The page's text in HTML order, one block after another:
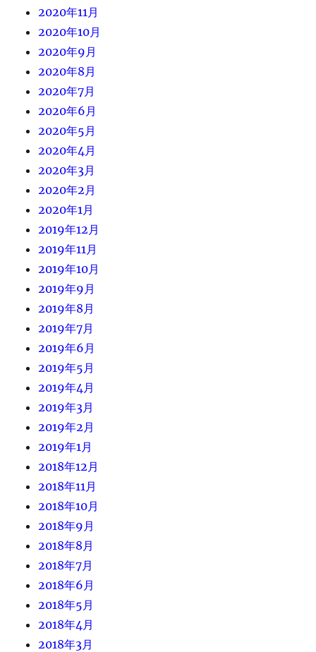
2020年11月
2020年10月
2020年9月
2020年8月
2020年7月
2020年6月
2020年5月
2020年4月
2020年3月
2020年2月
2020年1月
2019年12月
2019年11月
2019年10月
2019年9月
2019年8月
2019年7月
2019年6月
2019年5月
2019年4月
2019年3月
2019年2月
2019年1月
2018年12月
2018年11月
2018年10月
2018年9月
2018年8月
2018年7月
2018年6月
2018年5月
2018年4月
2018年3月